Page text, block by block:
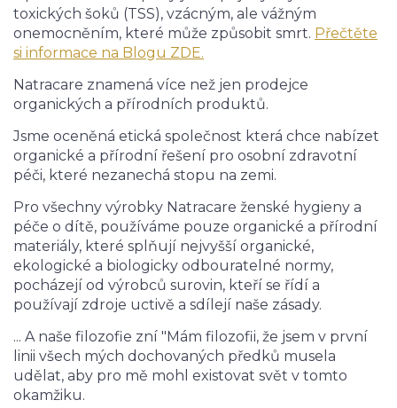
toxických šoků (TSS), vzácným, ale vážným
onemocněním, které může způsobit smrt. Přečtěte
si informace na Blogu ZDE.
Natracare znamená více než jen prodejce
organických a přírodních produktů.
Jsme oceněná etická společnost která chce nabízet
organické a přírodní řešení pro osobní zdravotní
péči, které nezanechá stopu na zemi.
Pro všechny výrobky Natracare ženské hygieny a
péče o dítě, používáme pouze organické a přírodní
materiály, které splňují nejvyšší organické,
ekologické a biologicky odbouratelné normy,
pocházejí od výrobců surovin, kteří se řídí a
používají zdroje uctivě a sdílejí naše zásady.
... A naše filozofie zní "Mám filozofii, že jsem v první
linii všech mých dochovaných předků musela
udělat, aby pro mě mohl existovat svět v tomto
okamžiku.